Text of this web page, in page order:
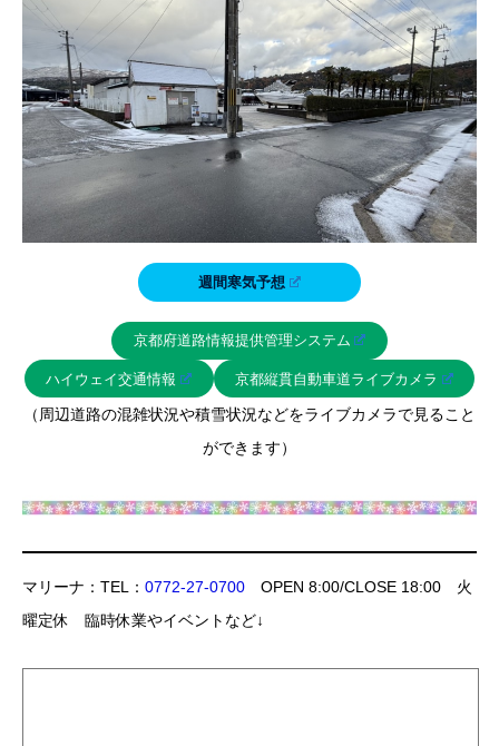
週間寒気予想
京都府道路情報提供管理システム
ハイウェイ交通情報 京都縦貫自動車道ライブカメラ
（周辺道路の混雑状況や積雪状況などをライブカメラで見ること
ができます）
マリーナ：TEL： 0772-27-0700 OPEN 8:00/CLOSE 18:00 火
曜定休 臨時休業やイベントなど↓